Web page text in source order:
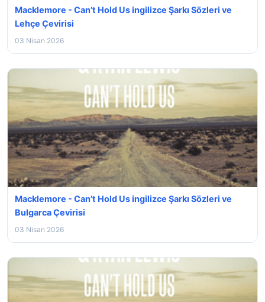
Macklemore - Can’t Hold Us ingilizce Şarkı Sözleri ve
Lehçe Çevirisi
03 Nisan 2026
Macklemore - Can’t Hold Us ingilizce Şarkı Sözleri ve
Bulgarca Çevirisi
03 Nisan 2026